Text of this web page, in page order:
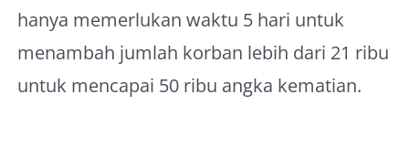
hanya memerlukan waktu 5 hari untuk
menambah jumlah korban lebih dari 21 ribu
untuk mencapai 50 ribu angka kematian.